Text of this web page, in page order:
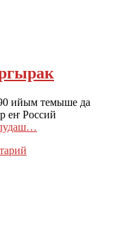
ийым темыше да
еҥ Россий